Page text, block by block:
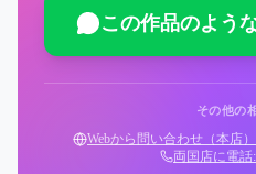
この作品のよう
その他の
Webから問い合わせ（本店）
両国店に電話